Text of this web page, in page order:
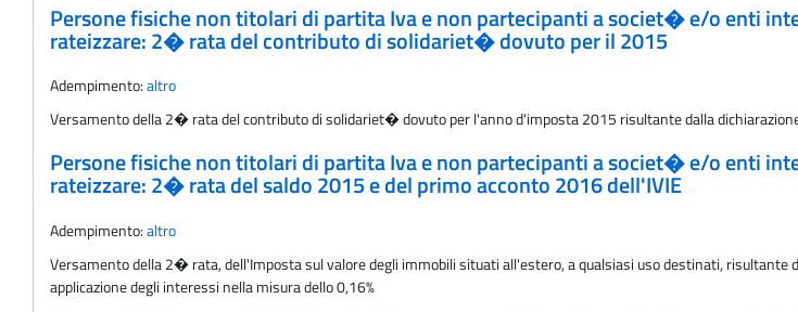
Persone fisiche non titolari di partita Iva e non partecipanti a societ� e/o enti
rateizzare: 2� rata del contributo di solidariet� dovuto per il 2015
Adempimento:altro
Versamento della 2� rata del contributo di solidariet� dovuto per l'anno d'imposta 2015 risultante dalla
Persone fisiche non titolari di partita Iva e non partecipanti a societ� e/o enti
rateizzare: 2� rata del saldo 2015 e del primo acconto 2016 dell'IVIE
Adempimento:altro
Versamento della 2� rata, dell'Imposta sul valore degli immobili situati all'estero, a qualsiasi uso destinati,
applicazione degli interessi nella misura dello 0,16%